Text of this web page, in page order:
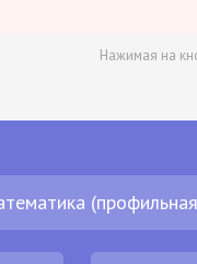
Нажимая на